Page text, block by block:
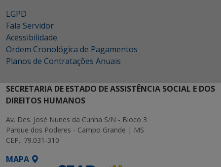
LGPD
Fala Servidor
Acessibilidade
Ordem Cronológica de Pagamentos
Planos de Contratações Anuais
SECRETARIA DE ESTADO DE ASSISTÊNCIA SOCIAL E DOS
DIREITOS HUMANOS
Av. Des. José Nunes da Cunha S/N - Bloco 3
Parque dos Poderes - Campo Grande | MS
CEP.: 79.031-310
MAPA